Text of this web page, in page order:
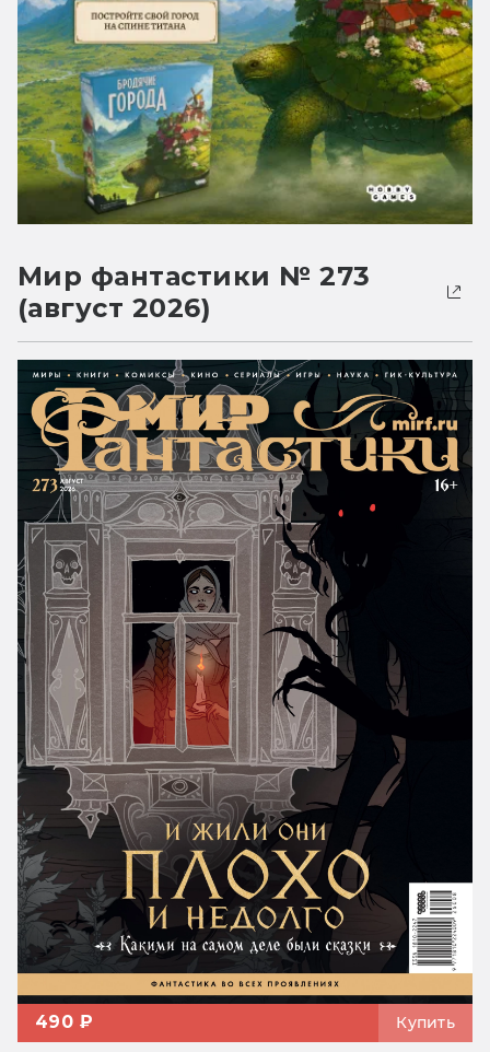
Мир фантастики № 273
(август 2026)
490 ₽ Купить